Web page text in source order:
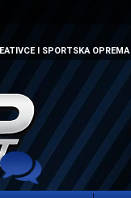
I SPORTSKA OPREMA